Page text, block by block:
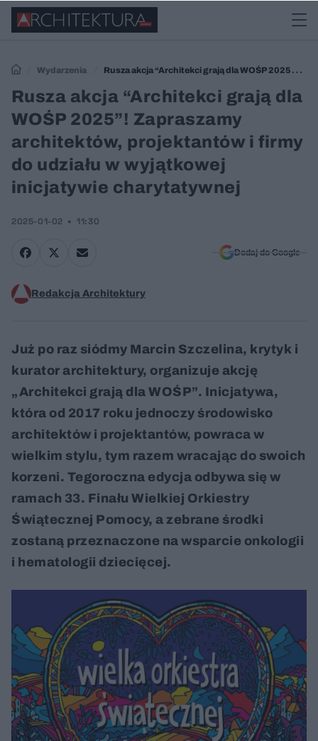
Wydarzenia
Rusza akcja “Architekci grają dla WOŚP 2025”!
Zapraszamy architektów, projektantów i firmy do udziału w wyjątkowej
inicjatywie charytatywnej
Rusza akcja “Architekci grają dla
WOŚP 2025”! Zapraszamy
architektów, projektantów i firmy
do udziału w wyjątkowej
inicjatywie charytatywnej
2025-01-02 11:30
Dodaj do Google
Redakcja Architektury
Już po raz siódmy Marcin Szczelina, krytyk i
kurator architektury, organizuje akcję
„Architekci grają dla WOŚP”. Inicjatywa,
która od 2017 roku jednoczy środowisko
architektów i projektantów, powraca w
wielkim stylu, tym razem wracając do swoich
korzeni. Tegoroczna edycja odbywa się w
ramach 33. Finału Wielkiej Orkiestry
Świątecznej Pomocy, a zebrane środki
zostaną przeznaczone na wsparcie onkologii
i hematologii dziecięcej.